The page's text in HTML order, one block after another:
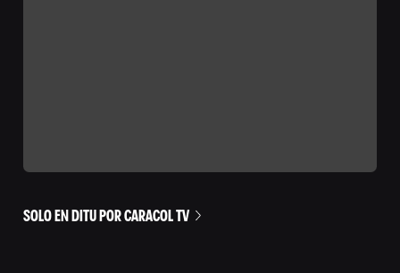
SOLO EN DITU POR CARACOL TV